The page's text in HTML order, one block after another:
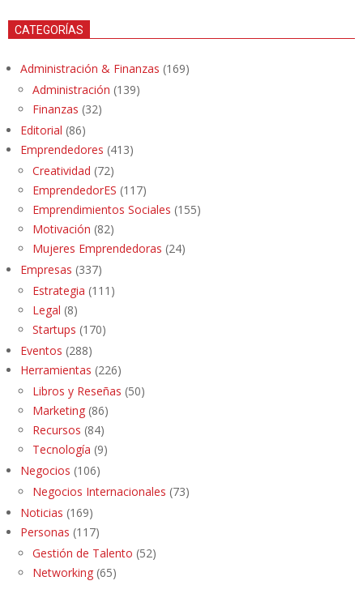
CATEGORÍAS
Administración & Finanzas (169)
Administración (139)
Finanzas (32)
Editorial (86)
Emprendedores (413)
Creatividad (72)
EmprendedorES (117)
Emprendimientos Sociales (155)
Motivación (82)
Mujeres Emprendedoras (24)
Empresas (337)
Estrategia (111)
Legal (8)
Startups (170)
Eventos (288)
Herramientas (226)
Libros y Reseñas (50)
Marketing (86)
Recursos (84)
Tecnología (9)
Negocios (106)
Negocios Internacionales (73)
Noticias (169)
Personas (117)
Gestión de Talento (52)
Networking (65)